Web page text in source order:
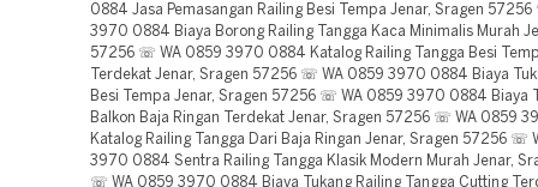
0884 Jasa Pemasangan Railing Besi Tempa Jenar, Sragen
3970 0884 Biaya Borong Railing Tangga Kaca Minimalis Murah
57256 ☏ WA 0859 3970 0884 Katalog Railing Tangga Besi
Terdekat Jenar, Sragen 57256 ☏ WA 0859 3970 0884 Biaya
Besi Tempa Jenar, Sragen 57256 ☏ WA 0859 3970 0884 Biaya
Balkon Baja Ringan Terdekat Jenar, Sragen 57256 ☏ WA 0859
Katalog Railing Tangga Dari Baja Ringan Jenar, Sragen 57256 ☏
3970 0884 Sentra Railing Tangga Klasik Modern Murah Jenar,
☏ WA 0859 3970 0884 Biaya Tukang Railing Tangga Cutting